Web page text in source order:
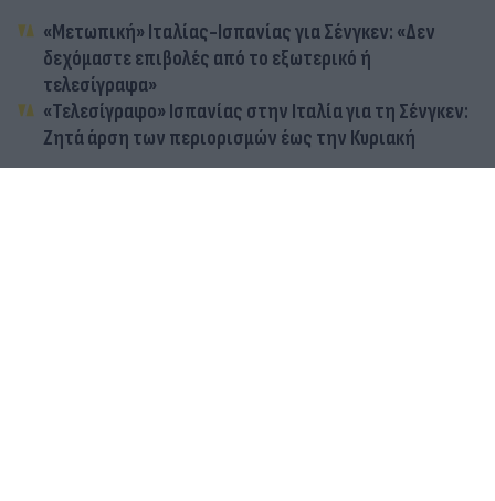
«Μετωπική» Ιταλίας-Ισπανίας για Σένγκεν: «Δεν
δεχόμαστε επιβολές από το εξωτερικό ή
τελεσίγραφα»
«Τελεσίγραφο» Ισπανίας στην Ιταλία για τη Σένγκεν:
Ζητά άρση των περιορισμών έως την Κυριακή